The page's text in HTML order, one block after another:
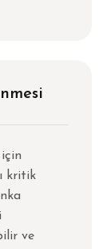
için
kritik
ve